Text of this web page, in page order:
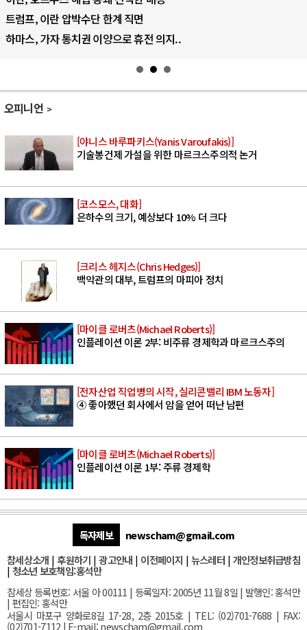
AI의 숨은 환경 비용: 데이터센터 확산..
AI는 어떻게 미국 민주주의를 잠식하고 ..
오피니언
[야니스 바루파키스(Yanis Varoufakis)]
기술봉건제 가설을 위한 마르크스주의적 논거
[코스모스, 대화]
은하수의 크기, 예상보다 10% 더 크다
[크리스 헤지스(Chris Hedges)]
백악관의 대부, 트럼프의 마피아 정치
[마이클 로버츠(Michael Roberts)]
인플레이션 이론 2부: 비주류 경제학과 마르크스주의
[전자산업 직업병의 시작, 실리콘밸리 IBM 노동자]
④ 좋아했던 회사에서 암을 얻어 떠난 남편
[마이클 로버츠(Michael Roberts)]
인플레이션 이론 1부: 주류 경제학
독자제보
newscham@gmail.com
참세상소개 | 후원하기 |광고안내 | 이전페이지 | 뉴스레터| 개인정보취급방침
| 청소년 보호책임:홍석만
참세상 등록번호: 서울 아 00111 | 등록일자: 2005년 11월 8일 | 발행인: 홍석만
| 편집인: 홍석만
서울시 마포구 양화로8길 17-28, 2층 2015호| TEL: (02)701-7688 | FAX:
(02)701-7112 | E-mail:newscham@gmail.com